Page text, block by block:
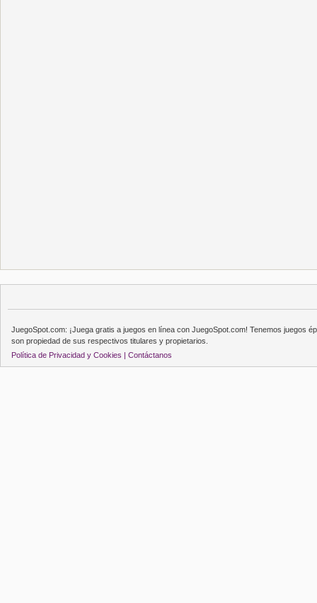
JuegoSpot.com: ¡Juega gratis a juegos en línea con JuegoSpot.com! Tenemos juegos
son propiedad de sus respectivos titulares y propietarios.
Política de Privacidad y Cookies | Contáctanos